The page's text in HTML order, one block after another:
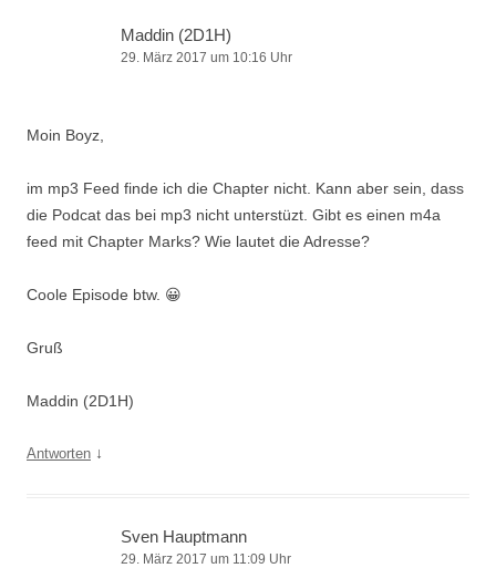
Maddin (2D1H)
29. März 2017 um 10:16 Uhr
Moin Boyz,
im mp3 Feed finde ich die Chapter nicht. Kann aber sein, dass
die Podcat das bei mp3 nicht unterstüzt. Gibt es einen m4a
feed mit Chapter Marks? Wie lautet die Adresse?
Coole Episode btw. 😀
Gruß
Maddin (2D1H)
Antworten ↓
Sven Hauptmann
29. März 2017 um 11:09 Uhr